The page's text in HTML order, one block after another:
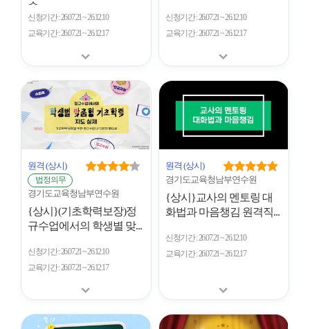
수
신청기간 26.07.21 ~ 26.12.10
교육기간 26.07.21 ~ 26.12.17
신청기간 26.07.21 ~ 26.12.10
교육기간 26.07.21 ~ 26.12.17
원격 (상시)
법정의무
경기도교육청남부연수원
{상시}(기초학력보장)정
규수업에서의 학생별 맞...
신청기간 26.07.21 ~ 26.12.10
교육기간 26.07.21 ~ 26.12.17
원격 (상시)
경기도교육청남부연수원
{상시}교사의 멘토링 대
화법과 마음챙김 원격직...
신청기간 26.07.21 ~ 26.12.10
교육기간 26.07.21 ~ 26.12.17